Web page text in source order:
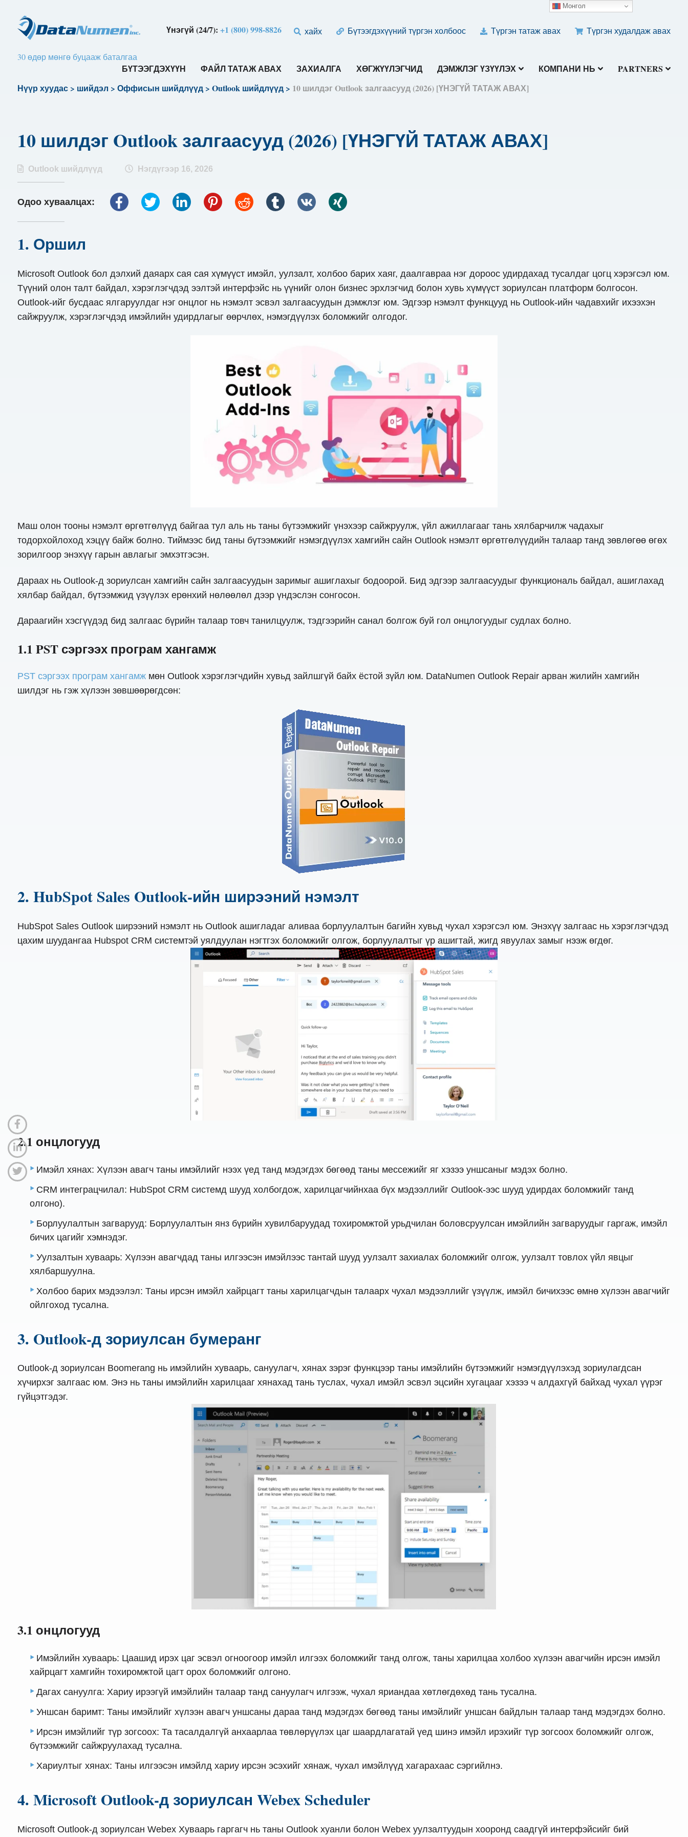
Үнэгүй (24/7):+1 (800) 998-8826 хайх Бүтээгдэхүүний түргэн холбоос Түргэн татаж авах Түргэн худалдаж авах
30 өдөр мөнгө буцааж баталгаа
БҮТЭЭГДЭХҮҮН ФАЙЛ ТАТАЖ АВАХ ЗАХИАЛГА ХӨГЖҮҮЛЭГЧИД ДЭМЖЛЭГ ҮЗҮҮЛЭХ КОМПАНИ НЬ
PARTNERS
Нүүр хуудас> шийдэл > Оффисын шийдлүүд> Outlook шийдлүүд> 10 шилдэг Outlook залгаасууд (2026) [ҮНЭГҮЙ ТАТАЖ АВАХ]
10 шилдэг Outlook залгаасууд (2026) [ҮНЭГҮЙ ТАТАЖ АВАХ]
Outlook шийдлүүд Нэгдүгээр 16, 2026
Одоо хуваалцах:
1. Оршил
Microsoft Outlook бол дэлхий даяарх сая сая хүмүүст имэйл, уулзалт, холбоо барих хаяг, даалгавраа нэг дороос удирдахад тусалдаг цогц хэрэгсэл юм.
Түүний олон талт байдал, хэрэглэгчдэд ээлтэй интерфэйс нь үүнийг олон бизнес эрхлэгчид болон хувь хүмүүст зориулсан платформ болгосон.
Outlook-ийг бусдаас ялгаруулдаг нэг онцлог нь нэмэлт эсвэл залгаасуудын дэмжлэг юм. Эдгээр нэмэлт функцууд нь Outlook-ийн чадавхийг ихээхэн
сайжруулж, хэрэглэгчдэд имэйлийн удирдлагыг өөрчлөх, нэмэгдүүлэх боломжийг олгодог.
Маш олон тооны нэмэлт өргөтгөлүүд байгаа тул аль нь таны бүтээмжийг үнэхээр сайжруулж, үйл ажиллагааг тань хялбарчилж чадахыг
тодорхойлоход хэцүү байж болно. Тиймээс бид таны бүтээмжийг нэмэгдүүлэх хамгийн сайн Outlook нэмэлт өргөтгөлүүдийн талаар танд зөвлөгөө өгөх
зорилгоор энэхүү гарын авлагыг эмхэтгэсэн.
Дараах нь Outlook-д зориулсан хамгийн сайн залгаасуудын заримыг ашиглахыг бодоорой. Бид эдгээр залгаасуудыг функциональ байдал, ашиглахад
хялбар байдал, бүтээмжид үзүүлэх ерөнхий нөлөөлөл дээр үндэслэн сонгосон.
Дараагийн хэсгүүдэд бид залгаас бүрийн талаар товч танилцуулж, тэдгээрийн санал болгож буй гол онцлогуудыг судлах болно.
1.1 PST сэргээх програм хангамж
PST сэргээх програм хангамжмөн Outlook хэрэглэгчдийн хувьд зайлшгүй байх ёстой зүйл юм. DataNumen Outlook Repair арван жилийн хамгийн
шилдэг нь гэж хүлээн зөвшөөрөгдсөн:
2. HubSpot Sales Outlook-ийн ширээний нэмэлт
HubSpot Sales Outlook ширээний нэмэлт нь Outlook ашигладаг аливаа борлуулалтын багийн хувьд чухал хэрэгсэл юм. Энэхүү залгаас нь хэрэглэгчдэд
цахим шуудангаа Hubspot CRM системтэй уялдуулан нэгтгэх боломжийг олгож, борлуулалтыг үр ашигтай, жигд явуулах замыг нээж өгдөг.
2.1 онцлогууд
Имэйл хянах: Хүлээн авагч таны имэйлийг нээх үед танд мэдэгдэх бөгөөд таны мессежийг яг хэзээ уншсаныг мэдэх болно.
CRM интеграцчилал: HubSpot CRM системд шууд холбогдож, харилцагчийнхаа бүх мэдээллийг Outlook-ээс шууд удирдах боломжийг танд
олгоно).
Борлуулалтын загварууд: Борлуулалтын янз бүрийн хувилбаруудад тохиромжтой урьдчилан боловсруулсан имэйлийн загваруудыг гаргаж, имэйл
бичих цагийг хэмнэдэг.
Уулзалтын хуваарь: Хүлээн авагчдад таны илгээсэн имэйлээс тантай шууд уулзалт захиалах боломжийг олгож, уулзалт товлох үйл явцыг
хялбаршуулна.
Холбоо барих мэдээлэл: Таны ирсэн имэйл хайрцагт таны харилцагчдын талаарх чухал мэдээллийг үзүүлж, имэйл бичихээс өмнө хүлээн авагчийг
ойлгоход тусална.
3. Outlook-д зориулсан бумеранг
Outlook-д зориулсан Boomerang нь имэйлийн хуваарь, сануулагч, хянах зэрэг функцээр таны имэйлийн бүтээмжийг нэмэгдүүлэхэд зориулагдсан
хүчирхэг залгаас юм. Энэ нь таны имэйлийн харилцааг хянахад тань туслах, чухал имэйл эсвэл эцсийн хугацааг хэзээ ч алдахгүй байхад чухал үүрэг
гүйцэтгэдэг.
3.1 онцлогууд
Имэйлийн хуваарь: Цаашид ирэх цаг эсвэл огноогоор имэйл илгээх боломжийг танд олгож, таны харилцаа холбоо хүлээн авагчийн ирсэн имэйл
хайрцагт хамгийн тохиромжтой цагт орох боломжийг олгоно.
Дагах сануулга: Хариу ирээгүй имэйлийн талаар танд сануулагч илгээж, чухал яриандаа хөтлөгдөхөд тань тусална.
Уншсан баримт: Таны имэйлийг хүлээн авагч уншсаны дараа танд мэдэгдэх бөгөөд таны имэйлийг уншсан байдлын талаар танд мэдэгдэх болно.
Ирсэн имэйлийг түр зогсоох: Та тасалдалгүй анхаарлаа төвлөрүүлэх цаг шаардлагатай үед шинэ имэйл ирэхийг түр зогсоох боломжийг олгож,
бүтээмжийг сайжруулахад тусална.
Хариултыг хянах: Таны илгээсэн имэйлд хариу ирсэн эсэхийг хянаж, чухал имэйлүүд хагарахаас сэргийлнэ.
4. Microsoft Outlook-д зориулсан Webex Scheduler
Microsoft Outlook-д зориулсан Webex Хуваарь гаргагч нь таны Outlook хуанли болон Webex уулзалтуудын хооронд саадгүй интерфэйсийг бий
Монгол